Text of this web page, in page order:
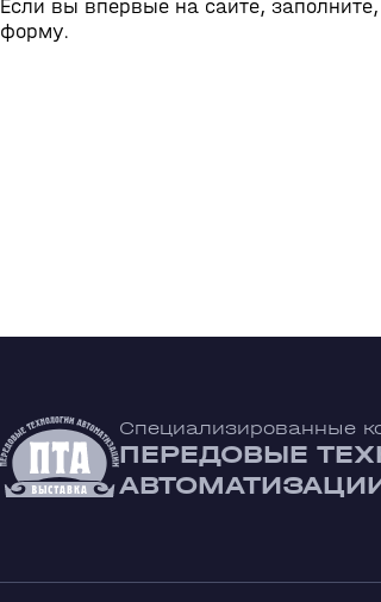
Если вы впервые на сайте,
форму.
Специализированные
ПЕРЕДОВЫЕ